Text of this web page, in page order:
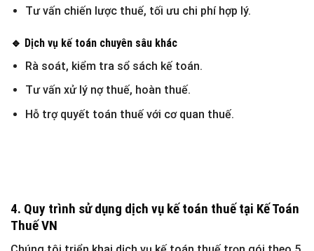
Tư vấn chiến lược thuế, tối ưu chi phí hợp lý.
🔹 Dịch vụ kế toán chuyên sâu khác
Rà soát, kiểm tra sổ sách kế toán.
Tư vấn xử lý nợ thuế, hoàn thuế.
Hỗ trợ quyết toán thuế với cơ quan thuế.
4. Quy trình sử dụng dịch vụ kế toán thuế tại Kế Toán
Thuế VN